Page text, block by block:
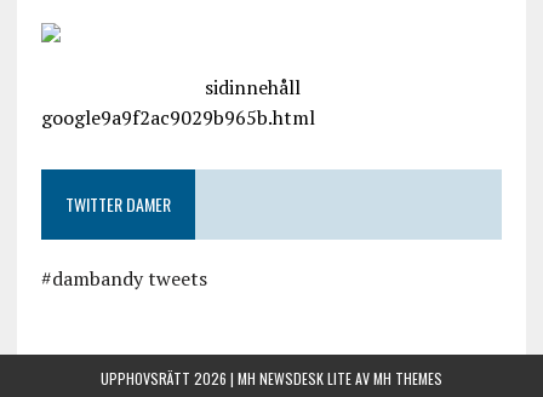
sidinnehåll
google9a9f2ac9029b965b.html
TWITTER DAMER
#dambandy tweets
UPPHOVSRÄTT 2026 | MH NEWSDESK LITE AVMH THEMES